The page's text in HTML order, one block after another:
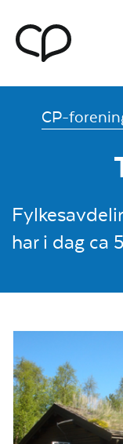
CP-
har i dag ca